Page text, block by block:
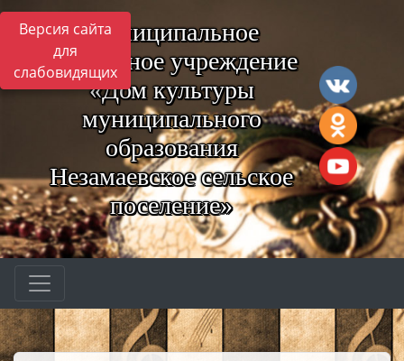
Версия сайта
для
слабовидящих
Муниципальное
бюджетное учреждение
«Дом культуры
муниципального
образования
Незамаевское сельское
поселение»